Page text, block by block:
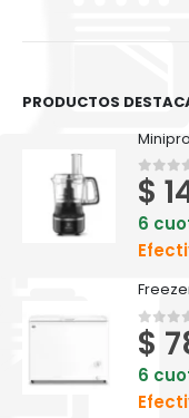
PRODUCTOS
0out
$
6
0out
$
6